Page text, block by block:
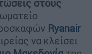
στους
Ryanair
να κλείσει